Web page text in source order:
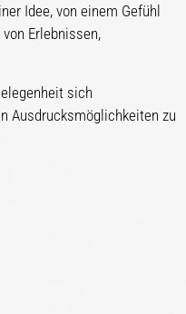
Idee, von einem Gefühl
Erlebnissen,
sich
Ausdrucksmöglichkeiten zu